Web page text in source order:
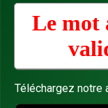
Le mot
Téléchargez notre